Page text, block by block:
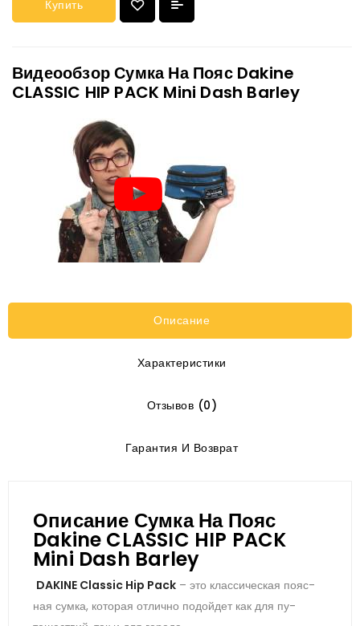
Купить
Видеообзор Сумка На Пояс Dakine
CLASSIC HIP PACK Mini Dash Barley
Описание
Характеристики
Отзывов (0)
Гарантия И Возврат
Описание Сумка На Пояс
Dakine CLASSIC HIP PACK
Mini Dash Barley
DAKINE Classic Hip Pack – это клас­си­чес­кая по­яс­
ная сум­ка, ко­торая от­лично по­дой­дет как для пу­